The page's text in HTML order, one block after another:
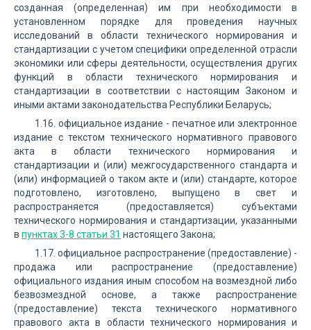
созданная (определенная) им при необходимости в
установленном порядке для проведения научных
исследований в области технического нормирования и
стандартизации с учетом специфики определенной отрасли
экономики или сферы деятельности, осуществления других
функций в области технического нормирования и
стандартизации в соответствии с настоящим Законом и
иными актами законодательства Республики Беларусь;
1.16. официальное издание - печатное или электронное
издание с текстом технического нормативного правового
акта в области технического нормирования и
стандартизации и (или) межгосударственного стандарта и
(или) информацией о таком акте и (или) стандарте, которое
подготовлено, изготовлено, выпущено в свет и
распространяется (предоставляется) субъектами
технического нормирования и стандартизации, указанными
в пунктах 3-8 статьи 31 настоящего Закона;
1.17. официальное распространение (предоставление) -
продажа или распространение (предоставление)
официального издания иным способом на возмездной либо
безвозмездной основе, а также распространение
(предоставление) текста технического нормативного
правового акта в области технического нормирования и